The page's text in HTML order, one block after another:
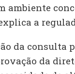
ambiente
a
da consulta
da